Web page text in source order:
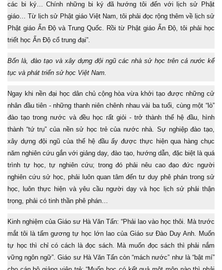
các bi ký… Chính những bi ký đã hướng tôi đến với lịch sử Phật
giáo… Từ lịch sử Phật giáo Việt Nam, tôi phải đọc rộng thêm về lịch sử
Phật giáo Ấn Độ và Trung Quốc. Rồi từ Phật giáo Ấn Độ, tôi phải học
triết học Ấn Độ cổ trung đại”.
Bốn là, đào tạo và xây dựng đội ngũ các nhà sử học trên cả nước kế
tục và phát triển sử học Việt Nam.
Ngay khi nền đại học dân chủ cộng hòa vừa khởi tạo được những cử
nhân đầu tiên - những thanh niên chênh nhau vài ba tuổi, cùng một “lò”
đào tạo trong nước và đều học rất giỏi - trở thành thế hệ đầu, hình
thành “tứ trụ” của nền sử học trẻ của nước nhà. Sự nghiệp đào tạo,
xây dựng đội ngũ của thế hệ đầu ấy được thực hiện qua hàng chục
năm nghiên cứu gắn với giảng dạy, đào tạo, hướng dẫn, đặc biệt là quá
trình tự học, tự nghiên cứu; trong đó phải nêu cao đạo đức người
nghiên cứu sử học, phải luôn quan tâm đến tư duy phê phán trong sử
học, luôn thực hiện và yêu cầu người dạy và học lịch sử phải thận
trọng, phải có tinh thần phê phán…
Kinh nghiệm của Giáo sư Hà Văn Tấn: “Phải lao vào học thôi. Mà trước
mắt tôi là tấm gương tự học lớn lao của Giáo sư Đào Duy Anh. Muốn
tự học thì chỉ có cách là đọc sách. Mà muốn đọc sách thì phải nắm
vững ngôn ngữ”. Giáo sư Hà Văn Tấn còn “mách nước” như là “bật mí”